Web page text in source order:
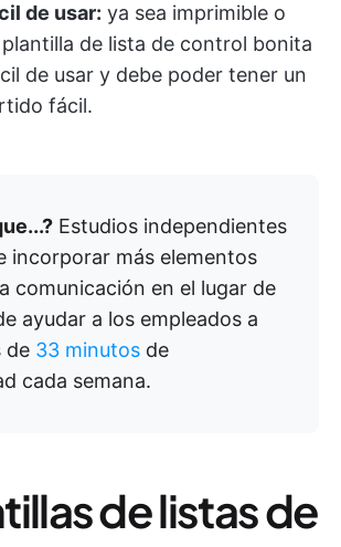
de usar: ya sea imprimible o
de lista de control bonita
de usar y debe poder tener un
fácil.
Estudios independientes
incorporar más elementos
comunicación en el lugar de
ayudar a los empleados a
de 33 minutos de
cada semana.
de listas de